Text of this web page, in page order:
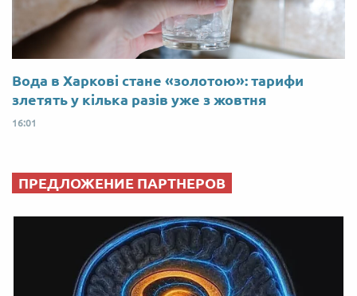
Вода в Харкові стане «золотою»: тарифи
злетять у кілька разів уже з жовтня
16:01
ПРЕДЛОЖЕНИЕ ПАРТНЕРОВ